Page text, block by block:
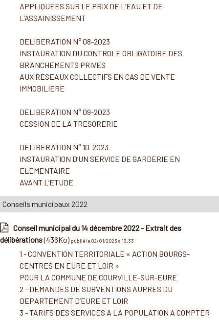
APPLIQUEES SUR LE PRIX DE L’EAU ET DE
L’ASSAINISSEMENT
DELIBERATION N° 08-2023
INSTAURATION DU CONTROLE OBLIGATOIRE DES
BRANCHEMENTS PRIVES
AUX RESEAUX COLLECTIFS EN CAS DE VENTE
IMMOBILIERE
DELIBERATION N° 09-2023
CESSION DE LA TRESORERIE
DELIBERATION N° 10-2023
INSTAURATION D’UN SERVICE DE GARDERIE EN
ELEMENTAIRE
AVANT L’ETUDE
Conseils municipaux 2022
Conseil municipal du 14 décembre 2022 - Extrait des
délibérations(436Ko) publié le 02/01/2023 à 13:33
1 - CONVENTION TERRITORIALE « ACTION BOURGS-
CENTRES EN EURE ET LOIR »
POUR LA COMMUNE DE COURVILLE-SUR-EURE
2 - DEMANDES DE SUBVENTIONS AUPRES DU
DEPARTEMENT D’EURE ET LOIR
3 - TARIFS DES SERVICES A LA POPULATION A COMPTER